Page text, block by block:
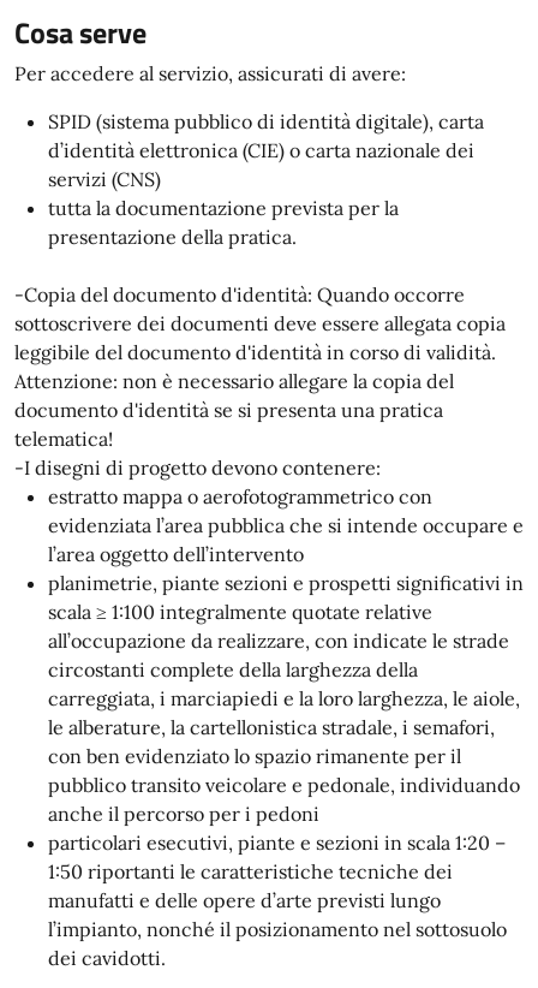
Cosa serve
Per accedere al servizio, assicurati di avere:
SPID (sistema pubblico di identità digitale), carta
d’identità elettronica (CIE) o carta nazionale dei
servizi (CNS)
tutta la documentazione prevista per la
presentazione della pratica.
-Copia del documento d'identità: Quando occorre
sottoscrivere dei documenti deve essere allegata copia
leggibile del documento d'identità in corso di validità.
Attenzione: non è necessario allegare la copia del
documento d'identità se si presenta una pratica
telematica!
-I disegni di progetto devono contenere:
estratto mappa o aerofotogrammetrico con
evidenziata l’area pubblica che si intende occupare e
l’area oggetto dell’intervento
planimetrie, piante sezioni e prospetti significativi in
scala ≥ 1:100 integralmente quotate relative
all’occupazione da realizzare, con indicate le strade
circostanti complete della larghezza della
carreggiata, i marciapiedi e la loro larghezza, le aiole,
le alberature, la cartellonistica stradale, i semafori,
con ben evidenziato lo spazio rimanente per il
pubblico transito veicolare e pedonale, individuando
anche il percorso per i pedoni
particolari esecutivi, piante e sezioni in scala 1:20 –
1:50 riportanti le caratteristiche tecniche dei
manufatti e delle opere d’arte previsti lungo
l’impianto, nonché il posizionamento nel sottosuolo
dei cavidotti.